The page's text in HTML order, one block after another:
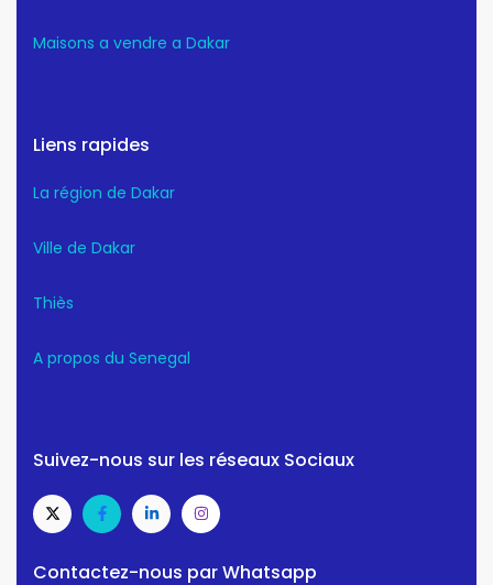
Maisons a vendre a Dakar
Liens rapides
La région de Dakar
Ville de Dakar
Thiès
A propos du Senegal
Suivez-nous sur les réseaux Sociaux
Contactez-nous par Whatsapp